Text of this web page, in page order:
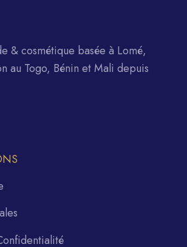
& cosmétique basée à Lomé,
au Togo, Bénin et Mali depuis